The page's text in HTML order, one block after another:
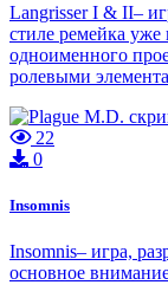
Langrisser I & II–
стиле ремейка уже
одноименного
ролевыми
22
0
Insomnis
Insomnis– игра,
основное